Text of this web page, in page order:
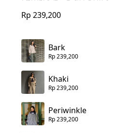
Rp 239,200
Bark
Rp 239,200
Khaki
Rp 239,200
Periwinkle
Rp 239,200